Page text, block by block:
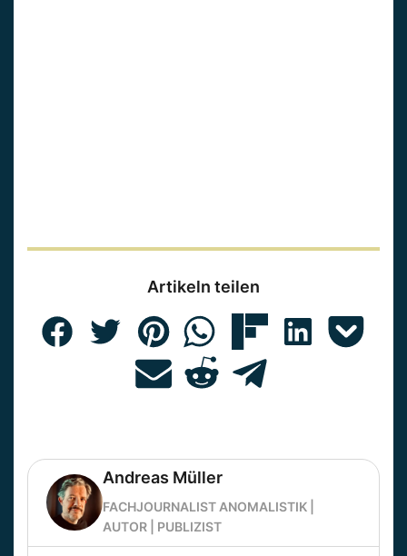
Artikeln teilen
Andreas Müller
FACHJOURNALIST ANOMALISTIK |
AUTOR | PUBLIZIST